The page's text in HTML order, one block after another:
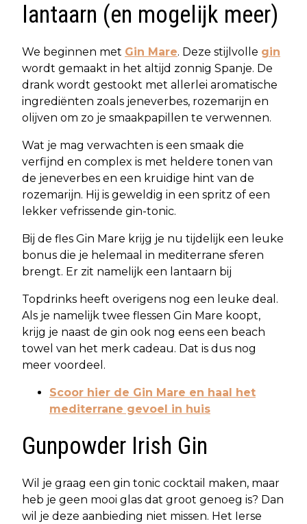
lantaarn (en mogelijk meer)
We beginnen met Gin Mare. Deze stijlvolle gin
wordt gemaakt in het altijd zonnig Spanje. De
drank wordt gestookt met allerlei aromatische
ingrediënten zoals jeneverbes, rozemarijn en
olijven om zo je smaakpapillen te verwennen.
Wat je mag verwachten is een smaak die
verfijnd en complex is met heldere tonen van
de jeneverbes en een kruidige hint van de
rozemarijn. Hij is geweldig in een spritz of een
lekker vefrissende gin-tonic.
Bij de fles Gin Mare krijg je nu tijdelijk een leuke
bonus die je helemaal in mediterrane sferen
brengt. Er zit namelijk een lantaarn bij
Topdrinks heeft overigens nog een leuke deal.
Als je namelijk twee flessen Gin Mare koopt,
krijg je naast de gin ook nog eens een beach
towel van het merk cadeau. Dat is dus nog
meer voordeel.
Scoor hier de Gin Mare en haal het
mediterrane gevoel in huis
Gunpowder Irish Gin
Wil je graag een gin tonic cocktail maken, maar
heb je geen mooi glas dat groot genoeg is? Dan
wil je deze aanbieding niet missen. Het Ierse